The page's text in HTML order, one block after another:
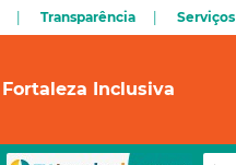
Transparência Serviços
Fortaleza Inclusiva